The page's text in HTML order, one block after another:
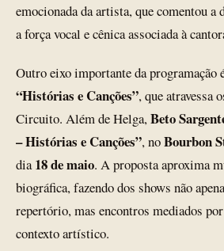
emocionada da artista, que comentou a
a força vocal e cênica associada à
Outro eixo importante da programação
“Histórias e Canções”, que atravessa
Circuito. Além de Helga,Beto
– Histórias e Canções”, noBourbon
dia18 de maio. A proposta aproxima
biográfica, fazendo dos shows não
repertório, mas encontros mediados
contexto artístico.